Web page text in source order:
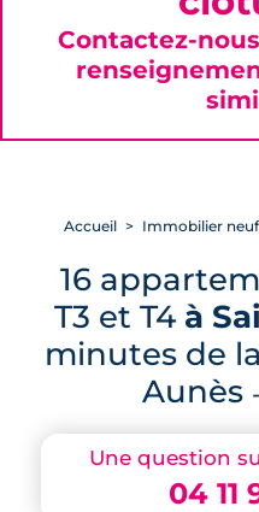
Une question
04 11
Accueil Immobilier
16
T3 et T4 à
minutes de
Aunès
Contactez-